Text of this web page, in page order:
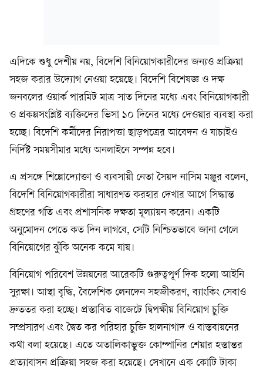
এদিকে শুধু দেশীয় নয়, বিদেশি বিনিয়োগকারীদের জন্যও প্রক্রিয়া
সহজ করার উদ্যোগ নেওয়া হয়েছে। বিদেশি বিশেষজ্ঞ ও দক্ষ
জনবলের ওয়ার্ক পারমিট মাত্র সাত দিনের মধ্যে এবং বিনিয়োগকারী
ও প্রকল্পসংশ্লিষ্ট ব্যক্তিদের ভিসা ১০ দিনের মধ্যে দেওয়ার ব্যবস্থা করা
হচ্ছে। বিদেশি কর্মীদের নিরাপত্তা ছাড়পত্রের আবেদন ও যাচাইও
নির্দিষ্ট সময়সীমার মধ্যে অনলাইনে সম্পন্ন হবে।
এ প্রসঙ্গে শিল্পোদ্যোক্তা ও ব্যবসায়ী নেতা সৈয়দ নাসিম মঞ্জুর বলেন,
বিদেশি বিনিয়োগকারীরা সাধারণত করহার দেখার আগে সিদ্ধান্ত
গ্রহণের গতি এবং প্রশাসনিক দক্ষতা মূল্যায়ন করেন। একটি
অনুমোদন পেতে কত দিন লাগবে, সেটি নিশ্চিতভাবে জানা গেলে
বিনিয়োগের ঝুঁকি অনেক কমে যায়।
বিনিয়োগ পরিবেশ উন্নয়নের আরেকটি গুরুত্বপূর্ণ দিক হলো আইনি
সুরক্ষা। আস্থা বৃদ্ধি, বৈদেশিক লেনদেন সহজীকরণ, ব্যাংকিং সেবাও
দ্রুততর করা হচ্ছে। প্রস্তাবিত বাজেটে দ্বিপক্ষীয় বিনিয়োগ চুক্তি
সম্প্রসারণ এবং দ্বৈত কর পরিহার চুক্তি হালনাগাদ ও বাস্তবায়নের
কথা বলা হয়েছে। এতে অতালিকাভুক্ত কোম্পানির শেয়ার হস্তান্তর
প্রত্যাবাসন প্রক্রিয়া সহজ করা হয়েছে। সেখানে এক কোটি টাকা